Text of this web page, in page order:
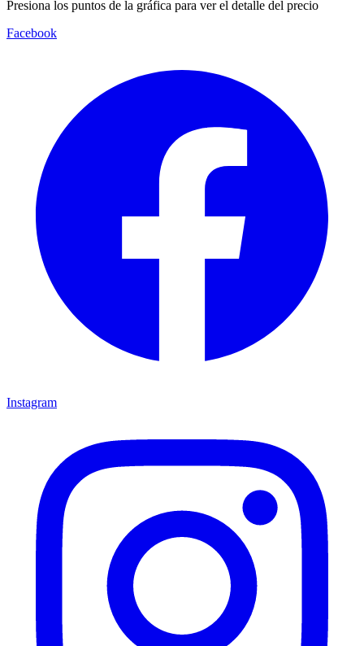
Presiona los puntos de la gráfica para ver el detalle del precio
Facebook
Instagram